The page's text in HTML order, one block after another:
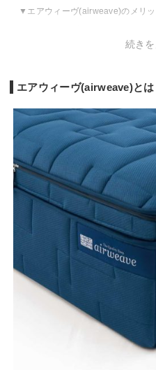
エアウィーヴ(airweave)のメリ
エアウィーヴ(airweave)に関す
続き
エアウィーヴ(airweave)とは